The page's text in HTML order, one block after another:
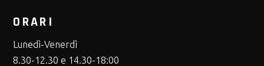
ORARI
Lunedì-Venerdì
8.30-12.30 e 14.30-18:00